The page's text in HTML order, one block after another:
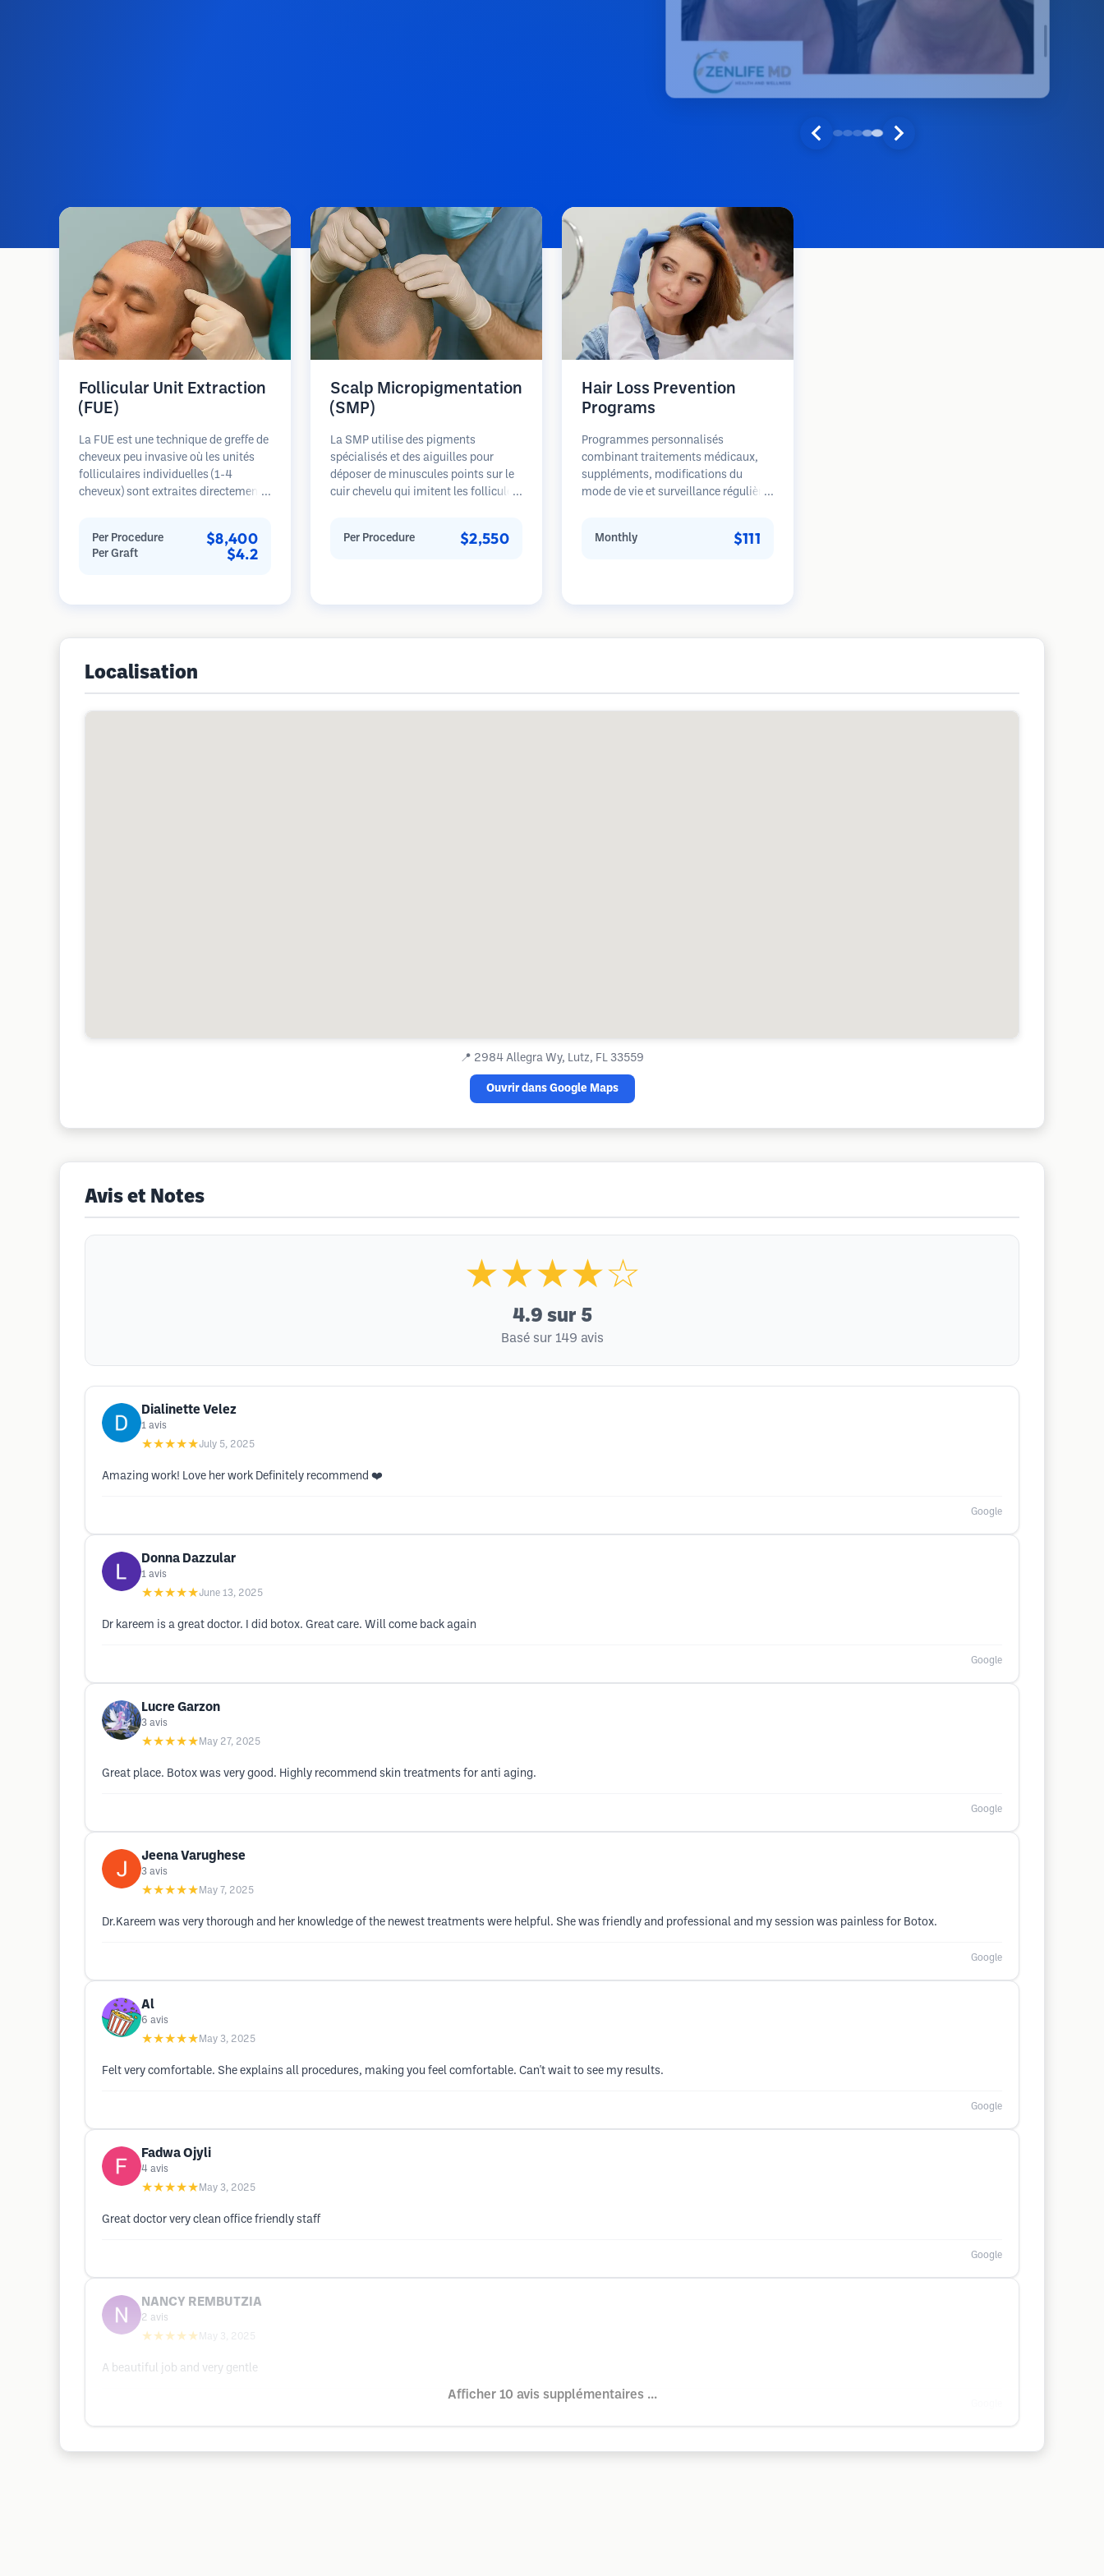
Follicular Unit Extraction
(FUE)
La FUE est une technique de greffe de
cheveux peu invasive où les unités
folliculaires individuelles (1-4
cheveux) sont extraites directement
follicules sont ensuite implantés
dans les sites receveurs des zones
Per Procedure $8,400
Per Graft $4.2
Scalp Micropigmentation
(SMP)
La SMP utilise des pigments
spécialisés et des aiguilles pour
déposer de minuscules points sur le
cuir chevelu qui imitent les follicules
rasée de près. La procédure nécessite
Per Procedure $2,550
Hair Loss Prevention
Programs
Programmes personnalisés
combinant traitements médicaux,
suppléments, modifications du
mode de vie et surveillance régulière
sur la prévention plutôt que la
Monthly $111
Localisation
📍 2984 Allegra Wy, Lutz, FL 33559
Ouvrir dans Google Maps
Avis et Notes
★★★★☆
4.9 sur 5
Basé sur 149 avis
Dialinette Velez
1 avis
★★★★★July 5, 2025
Amazing work! Love her work Definitely recommend ❤️
Google
Donna Dazzular
1 avis
★★★★★June 13, 2025
Dr kareem is a great doctor. I did botox. Great care. Will come back again
Google
Lucre Garzon
3 avis
★★★★★ May 27, 2025
Great place. Botox was very good. Highly recommend skin treatments for anti aging.
Google
Jeena Varughese
3 avis
★★★★★ May 7, 2025
Dr.Kareem was very thorough and her knowledge of the newest treatments were helpful. She was friendly and professional and my session was painless for Botox.
Google
Al
6 avis
★★★★★ May 3, 2025
Felt very comfortable. She explains all procedures, making you feel comfortable. Can't wait to see my results.
Google
Fadwa Ojyli
4 avis
★★★★★ May 3, 2025
Great doctor very clean office friendly staff
Google
NANCY REMBUTZIA
2 avis
★★★★★ May 3, 2025
A beautiful job and very gentle
Afficher 10 avis supplémentaires ...